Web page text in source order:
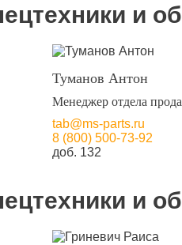
и
Туманов Антон
Менеджер отдела
tab@ms-parts.ru
8 (800) 500-73-92
доб. 132
и